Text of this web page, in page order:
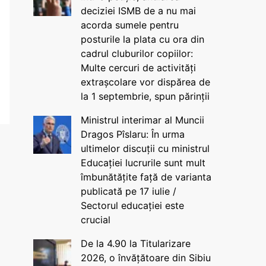
deciziei ISMB de a nu mai
acorda sumele pentru
posturile la plata cu ora din
cadrul cluburilor copiilor:
Multe cercuri de activități
extrașcolare vor dispărea de
la 1 septembrie, spun părinții
Ministrul interimar al Muncii
Dragos Pîslaru: În urma
ultimelor discuții cu ministrul
Educației lucrurile sunt mult
îmbunătățite față de varianta
publicată pe 17 iulie /
Sectorul educației este
crucial
De la 4.90 la Titularizare
2026, o învățătoare din Sibiu